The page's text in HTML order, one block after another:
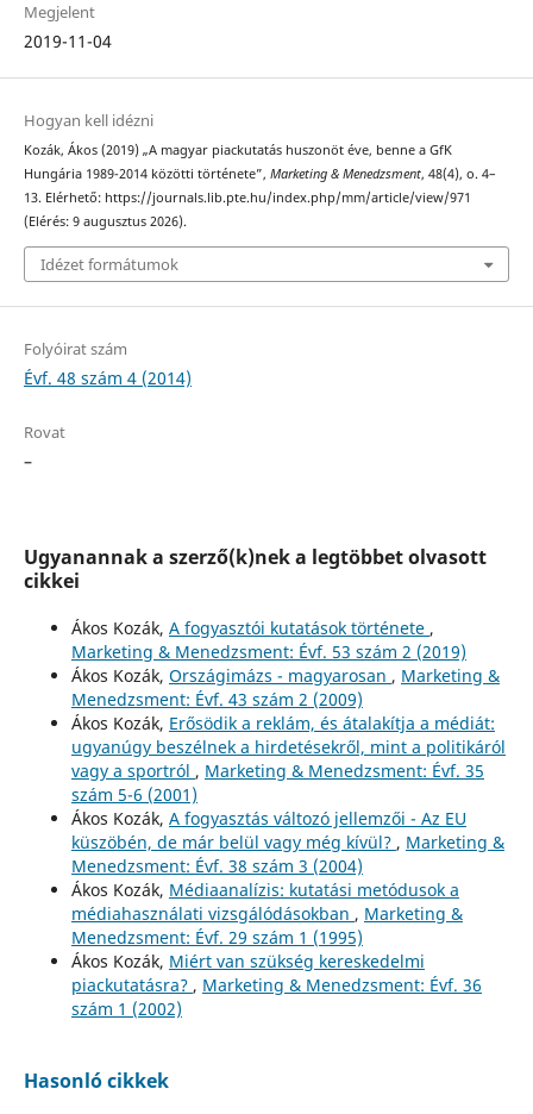
Megjelent
2019-11-04
Hogyan kell idézni
Kozák, Ákos (2019) „A magyar piackutatás huszonöt éve, benne a GfK
Hungária 1989-2014 közötti története”, Marketing & Menedzsment, 48(4), o. 4–
13. Elérhető: https://journals.lib.pte.hu/index.php/mm/article/view/971
(Elérés: 9 augusztus 2026).
Idézet formátumok
Folyóirat szám
Évf. 48 szám 4 (2014)
Rovat
–
Ugyanannak a szerző(k)nek a legtöbbet olvasott
cikkei
Ákos Kozák, A fogyasztói kutatások története ,
Marketing & Menedzsment: Évf. 53 szám 2 (2019)
Ákos Kozák, Országimázs - magyarosan , Marketing &
Menedzsment: Évf. 43 szám 2 (2009)
Ákos Kozák, Erősödik a reklám, és átalakítja a médiát:
ugyanúgy beszélnek a hirdetésekről, mint a politikáról
vagy a sportról , Marketing & Menedzsment: Évf. 35
szám 5-6 (2001)
Ákos Kozák, A fogyasztás változó jellemzői - Az EU
küszöbén, de már belül vagy még kívül? , Marketing &
Menedzsment: Évf. 38 szám 3 (2004)
Ákos Kozák, Médiaanalízis: kutatási metódusok a
médiahasználati vizsgálódásokban , Marketing &
Menedzsment: Évf. 29 szám 1 (1995)
Ákos Kozák, Miért van szükség kereskedelmi
piackutatásra? , Marketing & Menedzsment: Évf. 36
szám 1 (2002)
Hasonló cikkek